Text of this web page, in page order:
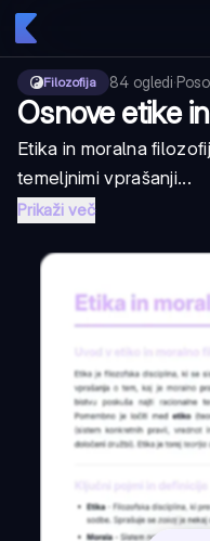
Filozofija 84 ogledi·
Osnove etike
Etika in moralna
temeljnimi vprašanji...
Prikaži več